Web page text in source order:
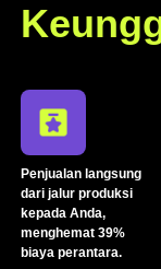
Penjualan langsung
dari jalur produksi
kepada Anda,
menghemat 39%
biaya perantara.